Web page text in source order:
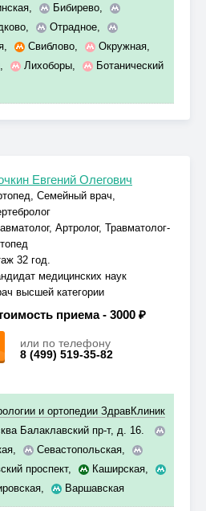
, Бибирево,
, Отрадное,
, Свиблово, Окружная,
, Лихоборы,
Ботанический
Евгений Олегович
Семейный врач,
Артролог, Травматолог-
32 год.
медицинских наук
высшей категории
приема - 3000 ₽
или по телефону
8 (499) 519-35-82
и ортопедии ЗдравКлиник
Балаклавский пр-т, д. 16.
, Севастопольская,
проспект, Каширская,
, Варшавская